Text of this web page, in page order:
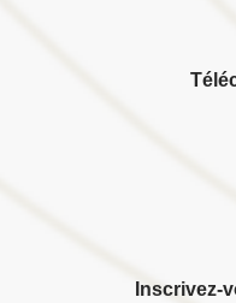
Inscrivez-